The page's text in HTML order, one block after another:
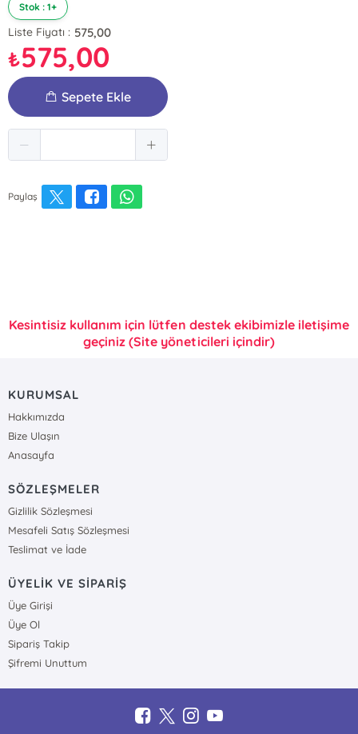
Stok : 1+
Liste Fiyatı : 575,00
₺575,00
Sepete Ekle
Paylaş
Kesintisiz kullanım için lütfen destek ekibimizle iletişime
geçiniz (Site yöneticileri içindir)
KURUMSAL
Hakkımızda
Bize Ulaşın
Anasayfa
SÖZLEŞMELER
Gizlilik Sözleşmesi
Mesafeli Satış Sözleşmesi
Teslimat ve İade
ÜYELİK VE SİPARİŞ
Üye Girişi
Üye Ol
Sipariş Takip
Şifremi Unuttum